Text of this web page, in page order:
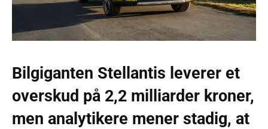
Bilgiganten Stellantis leverer et
overskud på 2,2 milliarder kroner,
men analytikere mener stadig, at